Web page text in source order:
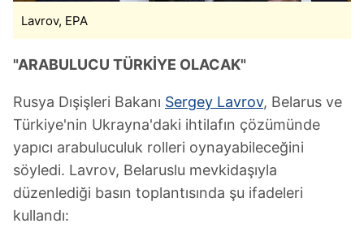
Lavrov, EPA
"ARABULUCU TÜRKİYE OLACAK"
Rusya Dışişleri Bakanı Sergey Lavrov, Belarus ve
Türkiye'nin Ukrayna'daki ihtilafın çözümünde
yapıcı arabuluculuk rolleri oynayabileceğini
söyledi. Lavrov, Belaruslu mevkidaşıyla
düzenlediği basın toplantısında şu ifadeleri
kullandı: